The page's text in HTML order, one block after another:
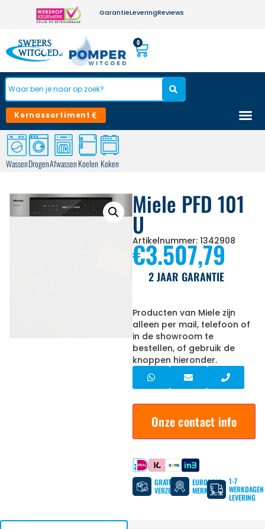
GarantieLeveringReviews
0
Kernassortiment
WassenDrogenAfwassenKoelen Koken
Miele PFD 101
U
Artikelnummer: 1342908
€3.507,79
2 JAAR GARANTIE
Producten van Miele zijn
alleen per mail, telefoon of
in de showroom te
bestellen, of gebruik de
knoppen hieronder.
Onze contact info
Betaal met
GRATIS
VERZENDING
EUROPESE
MERKEN
1-7
WERKDAGEN
LEVERING